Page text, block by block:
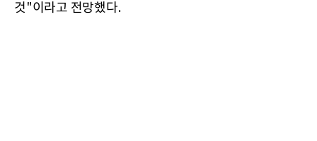
것"이라고 전망했다.